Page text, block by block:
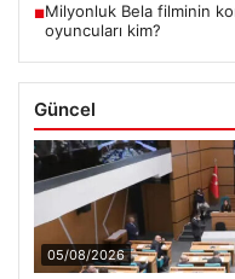
■Milyonluk Bela filminin
oyuncuları kim?
Güncel
05/08/2026